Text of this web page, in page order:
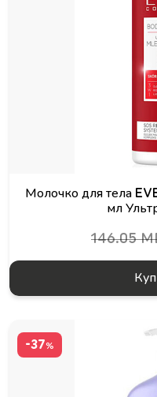
Молочко для тела
мл
146.05
-37%